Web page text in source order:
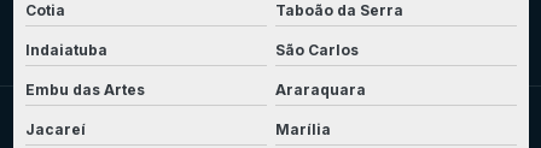
Cotia Taboão da Serra
Indaiatuba São Carlos
Embu das Artes Araraquara
Jacareí Marília